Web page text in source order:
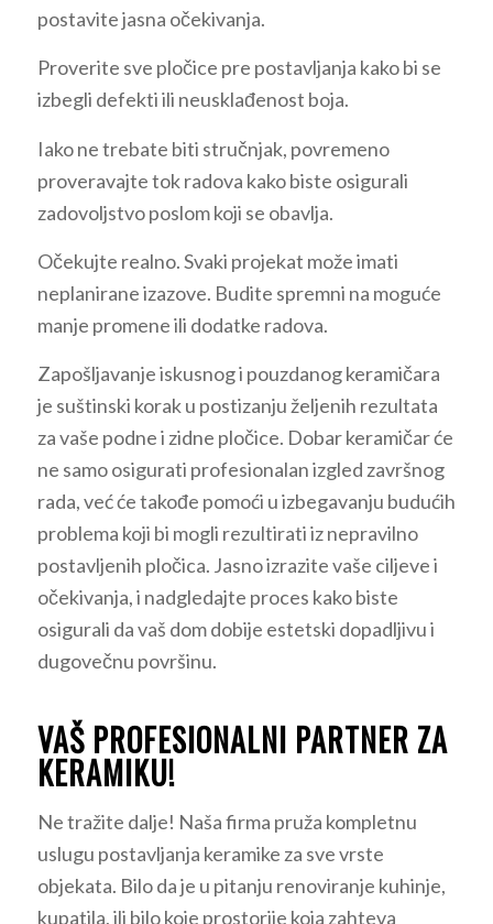
postavite jasna očekivanja.
Proverite sve pločice pre postavljanja kako bi se
izbegli defekti ili neusklađenost boja.
Iako ne trebate biti stručnjak, povremeno
proveravajte tok radova kako biste osigurali
zadovoljstvo poslom koji se obavlja.
Očekujte realno. Svaki projekat može imati
neplanirane izazove. Budite spremni na moguće
manje promene ili dodatke radova.
Zapošljavanje iskusnog i pouzdanog keramičara
je suštinski korak u postizanju željenih rezultata
za vaše podne i zidne pločice. Dobar keramičar će
ne samo osigurati profesionalan izgled završnog
rada, već će takođe pomoći u izbegavanju budućih
problema koji bi mogli rezultirati iz nepravilno
postavljenih pločica. Jasno izrazite vaše ciljeve i
očekivanja, i nadgledajte proces kako biste
osigurali da vaš dom dobije estetski dopadljivu i
dugovečnu površinu.
VAŠ PROFESIONALNI PARTNER ZA
KERAMIKU!
Ne tražite dalje! Naša firma pruža kompletnu
uslugu postavljanja keramike za sve vrste
objekata. Bilo da je u pitanju renoviranje kuhinje,
kupatila, ili bilo koje prostorije koja zahteva